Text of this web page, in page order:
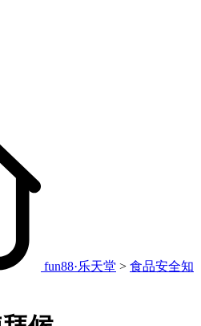
fun88·乐天堂 > 食品安全知